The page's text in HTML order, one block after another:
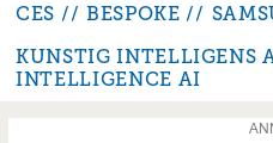
CES
BESPOKE
KUNSTIG INTELLIGENS
INTELLIGENCE AI